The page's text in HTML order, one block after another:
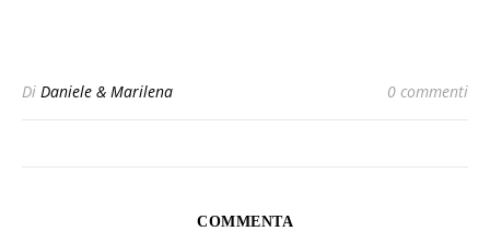
Di Daniele & Marilena 0 commenti
COMMENTA